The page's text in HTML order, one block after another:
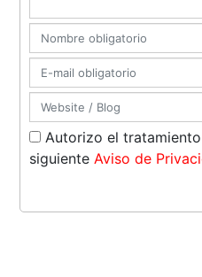
Autorizo el
siguienteAviso de